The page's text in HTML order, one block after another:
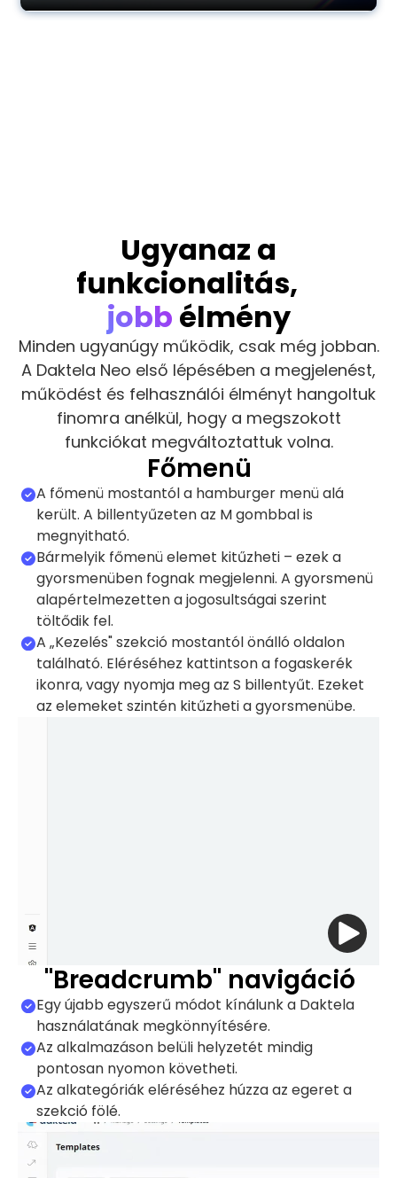
Ugyanaz a
funkcionalitás,
jobb élmény
Minden ugyanúgy működik, csak még jobban.
A Daktela Neo első lépésében a megjelenést,
működést és felhasználói élményt hangoltuk
finomra anélkül, hogy a megszokott
funkciókat megváltoztattuk volna.
Főmenü
A főmenü mostantól a hamburger menü alá
került. A billentyűzeten az M gombbal is
megnyitható.
Bármelyik főmenü elemet kitűzheti – ezek a
gyorsmenüben fognak megjelenni. A gyorsmenü
alapértelmezetten a jogosultságai szerint
töltődik fel.
A „Kezelés" szekció mostantól önálló oldalon
található. Eléréséhez kattintson a fogaskerék
ikonra, vagy nyomja meg az S billentyűt. Ezeket
az elemeket szintén kitűzheti a gyorsmenübe.
"Breadcrumb" navigáció
Egy újabb egyszerű módot kínálunk a Daktela
használatának megkönnyítésére.
Az alkalmazáson belüli helyzetét mindig
pontosan nyomon követheti.
Az alkategóriák eléréséhez húzza az egeret a
szekció fölé.